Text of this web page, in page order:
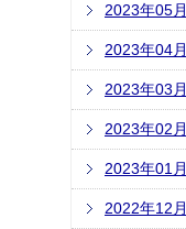
2023年05月
2023年04月
2023年03月
2023年02月
2023年01月
2022年12月